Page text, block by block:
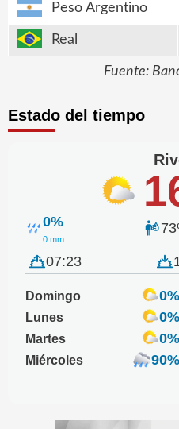
Peso Argentino
Real
Fuente:
Estado del tiempo
0%
0 mm
07:23
Domingo 0%
Lunes
0%
Martes
0%
Miércoles
90%